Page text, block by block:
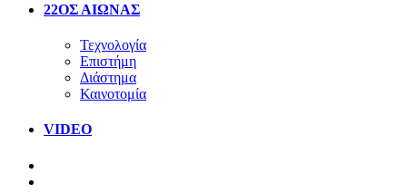
22ΟΣ ΑΙΩΝΑΣ
Τεχνολογία
Επιστήμη
Διάστημα
Καινοτομία
VIDEO